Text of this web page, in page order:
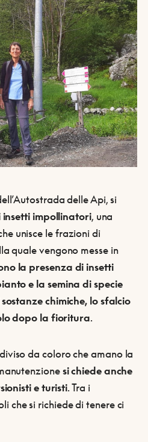
delle Api, si
insetti impollinatori, una
unisce le frazioni di
quale vengono messe in
la presenza di insetti
e la semina di specie
chimiche, lo sfalcio
dopo la fioritura.
da coloro che amano la
si chiede anche
e turisti. Tra i
che si richiede di tenere ci